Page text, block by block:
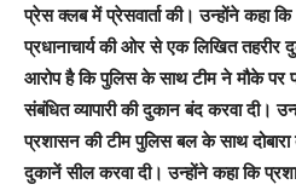
प्रेस क्लब में प्रेसवार्ता की। उन्होंने कहा
प्रधानाचार्य की ओर से एक लिखित तहरीर
आरोप है कि पुलिस के साथ टीम ने मौके पर
संबंधित व्यापारी की दुकान बंद करवा दी।
प्रशासन की टीम पुलिस बल के साथ
दुकानें सील करवा दी। उन्होंने कहा कि